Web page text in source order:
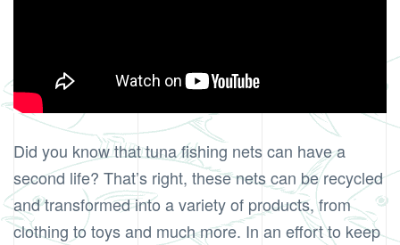
Did you know that tuna fishing nets can have a
second life? That’s right, these nets can be recycled
and transformed into a variety of products, from
clothing to toys and much more. In an effort to keep